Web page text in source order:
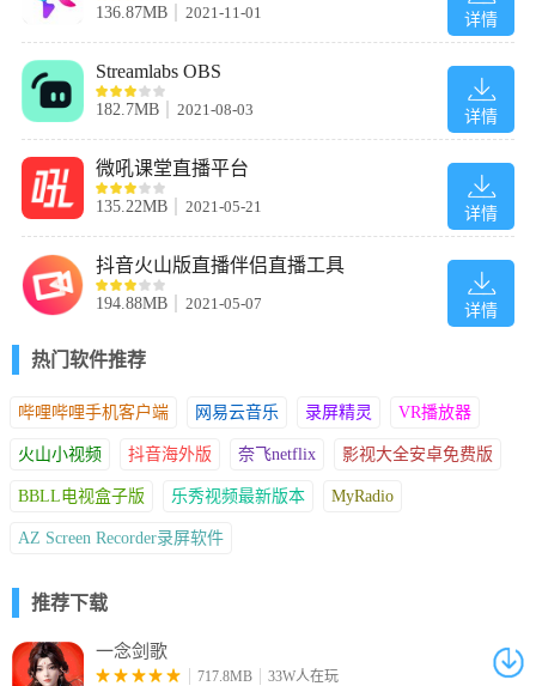
详情
136.87MB 2021-11-01
详情
Streamlabs OBS
182.7MB 2021-08-03
详情
微吼课堂直播平台
135.22MB 2021-05-21
详情
抖音火山版直播伴侣直播工具
194.88MB 2021-05-07
热门软件推荐
哔哩哔哩手机客户端 网易云音乐 录屏精灵 VR播放器
火山小视频 抖音海外版 奈飞netflix 影视大全安卓免费版
BBLL电视盒子版 乐秀视频最新版本 MyRadio
AZ Screen Recorder录屏软件
推荐下载
一念剑歌
717.8MB
33W人在玩